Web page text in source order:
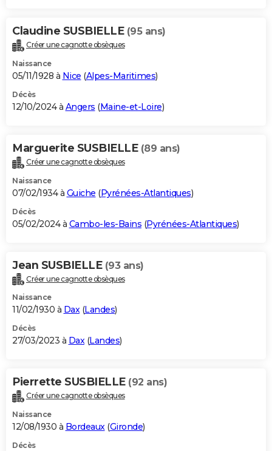
Bricolage
Lifestyle
Culture
Sport
Auto
Television
Voyage
Cinema
Claudine SUSBIELLE (95 ans)
Créer une cagnotte obsèques
Naissance
05/11/1928 à Nice (Alpes-Maritimes)
Décès
12/10/2024 à Angers (Maine-et-Loire)
Marguerite SUSBIELLE (89 ans)
Créer une cagnotte obsèques
Naissance
07/02/1934 à Guiche (Pyrénées-Atlantiques)
Décès
05/02/2024 à Cambo-les-Bains (Pyrénées-Atlantiques)
Jean SUSBIELLE (93 ans)
Créer une cagnotte obsèques
Naissance
11/02/1930 à Dax(Landes)
Décès
27/03/2023 à Dax(Landes)
Pierrette SUSBIELLE (92 ans)
Créer une cagnotte obsèques
Naissance
12/08/1930 à Bordeaux(Gironde)
Décès